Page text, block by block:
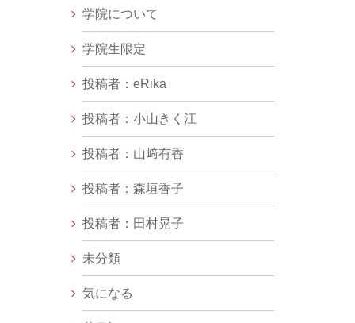
学院について
学院生限定
投稿者：eRika
投稿者：小山きく江
投稿者：山﨑有香
投稿者：森垣香子
投稿者：田村晃子
未分類
気になる